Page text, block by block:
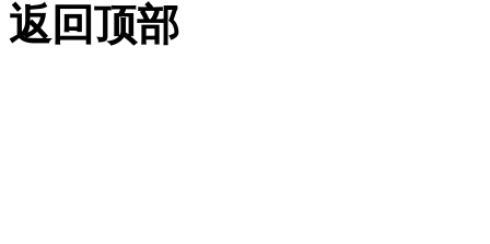
返回顶部